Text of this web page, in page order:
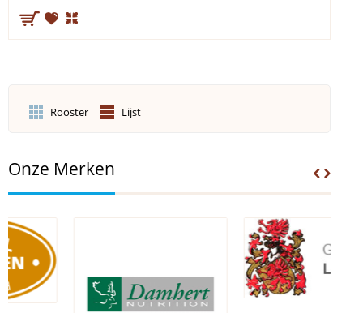
Rooster Lijst
Onze Merken